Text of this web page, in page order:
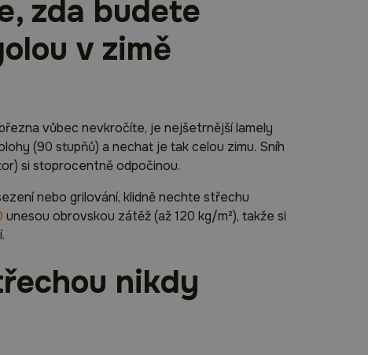
zda budete
v zimě
vůbec nevkročíte, je nejšetrnější lamely
(90 stupňů) a nechat je tak celou zimu. Sníh
si stoprocentně odpočinou.
nebo grilování, klidně nechte střechu
unesou obrovskou zátěž (až 120 kg/m²), takže si
nikdy